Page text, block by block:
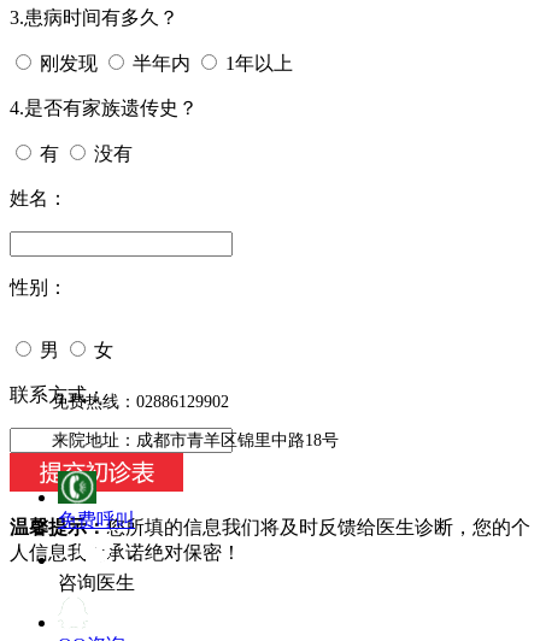
3.患病时间有多久？
刚发现 半年内 1年以上
4.是否有家族遗传史？
有 没有
姓名：
性别：
男 女
今天日期：
联系方式：
温馨提示：您所填的信息我们将及时反馈给医生诊断，您的个
人信息我们承诺绝对保密！
免费热线：02886129902
来院地址：成都市青羊区锦里中路18号
免费呼叫
咨询医生